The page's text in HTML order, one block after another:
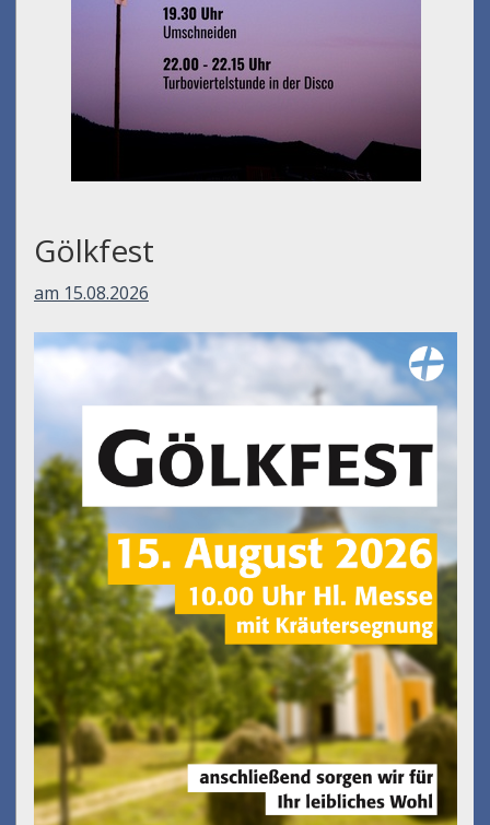
Gölkfest
am 15.08.2026